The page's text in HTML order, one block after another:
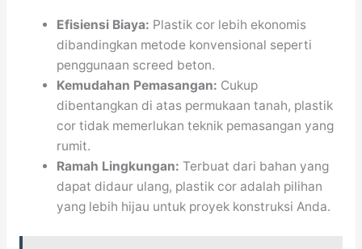
Efisiensi Biaya: Plastik cor lebih ekonomis
dibandingkan metode konvensional seperti
penggunaan screed beton.
Kemudahan Pemasangan: Cukup
dibentangkan di atas permukaan tanah, plastik
cor tidak memerlukan teknik pemasangan yang
rumit.
Ramah Lingkungan: Terbuat dari bahan yang
dapat didaur ulang, plastik cor adalah pilihan
yang lebih hijau untuk proyek konstruksi Anda.